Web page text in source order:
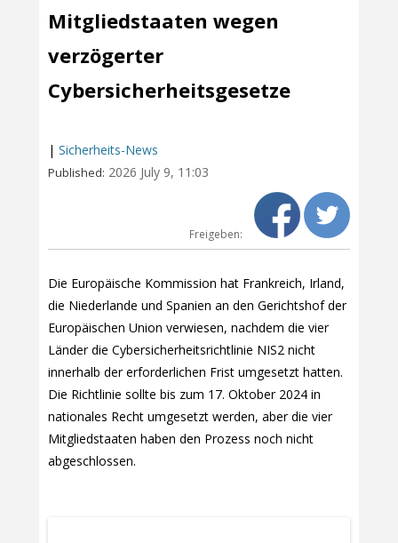
Mitgliedstaaten wegen
verzögerter
Cybersicherheitsgesetze
| Sicherheits-News
Published: 2026 July 9, 11:03
Freigeben:
Die Europäische Kommission hat Frankreich, Irland,
die Niederlande und Spanien an den Gerichtshof der
Europäischen Union verwiesen, nachdem die vier
Länder die Cybersicherheitsrichtlinie NIS2 nicht
innerhalb der erforderlichen Frist umgesetzt hatten.
Die Richtlinie sollte bis zum 17. Oktober 2024 in
nationales Recht umgesetzt werden, aber die vier
Mitgliedstaaten haben den Prozess noch nicht
abgeschlossen.